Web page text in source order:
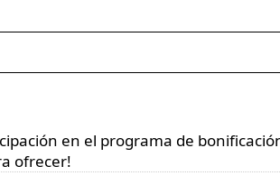
en el programa de
ofrecer!